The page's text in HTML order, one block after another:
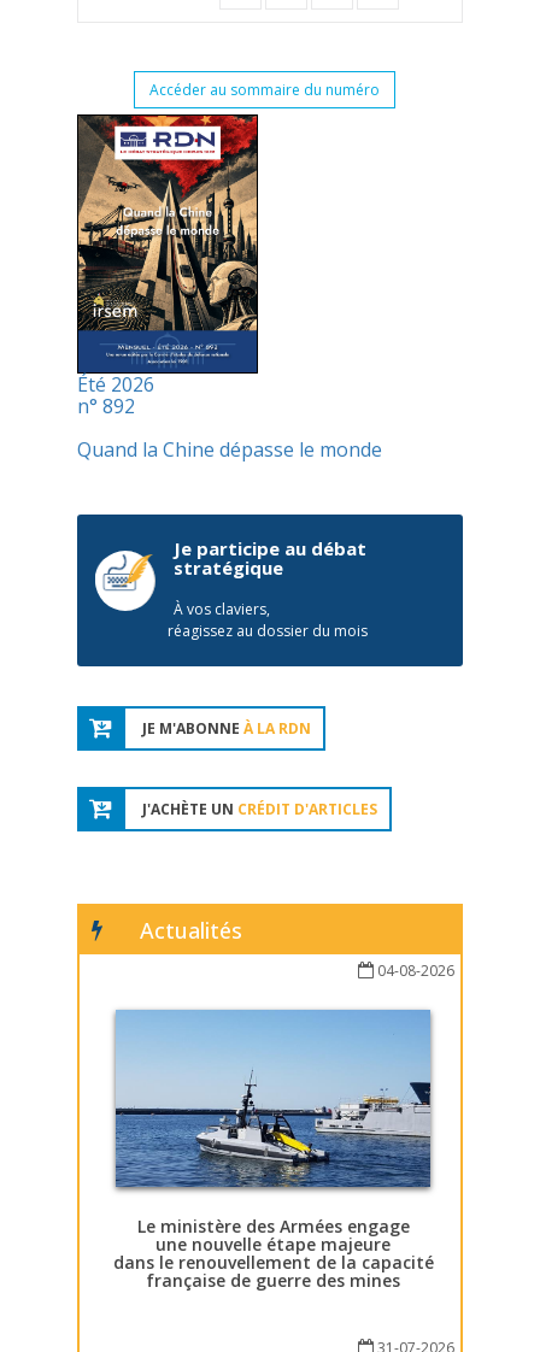
Accéder au sommaire du numéro
Été 2026
n° 892
Quand la Chine dépasse le monde
Je participe au débat
stratégique
À vos claviers,
réagissez au dossier du mois
JE M'ABONNE À LA RDN
J'ACHÈTE UN CRÉDIT D'ARTICLES
Actualités
04-08-2026
Le ministère des Armées engage
une nouvelle étape majeure
dans le renouvellement de la capacité
française de guerre des mines